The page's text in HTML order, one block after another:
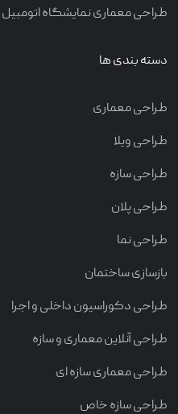
طراحی معماری نمایشگاه اتومبیل
دسته بندی ها
طراحی معماری
طراحی ویلا
طراحی سازه
طراحی پلان
طراحی نما
بازسازی ساختمان
طراحی دکوراسیون داخلی و اجرا
طراحی آنلاین معماری و سازه
طراحی معماری سازه ای
طراحی سازه خاص